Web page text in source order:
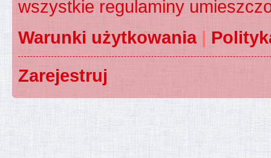
wszystkie regulaminy
Warunki użytkowania|
Zarejestruj